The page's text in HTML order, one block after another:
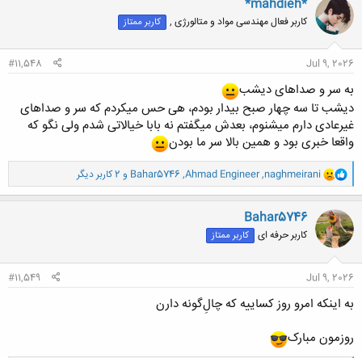
ش
ه
ا
*mahdieh*
کاربر فعال مهندسی مواد و متالورژی , کاربر ممتاز
Jul 9, 2026
#11,548
به سر و صداهای دیشب
دیشب تا سه چهار صبح بیدار بودم، هی حس میکردم که سر و صداهای
غیرعادی دارم میشنوم، بعدش میگفتم نه بابا خیالاتی شدم ولی نگو که
واقعا خبری بود و همین بالا سر ما بودن
و
ا
ک
ن
ش
ه
:
naghmeirani
,
Ahmad Engineer
,
Bahar5746 و 2 کاربر دیگر
Bahar5746
کاربر حرفه ای کاربر ممتاز
Jul 9, 2026
#11,549
به اینکه امرو روز کساییه که چال‌ِگونه دارن
روزمون مبارک